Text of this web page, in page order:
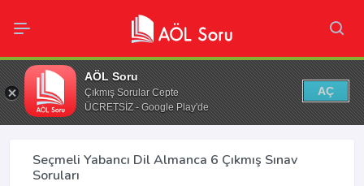
AÖL Soru
Çıkmış Sorular Cepte
ÜCRETSİZ - Google Play'de
AÇ
Seçmeli Yabancı Dil Almanca 6 Çıkmış Sınav
Soruları